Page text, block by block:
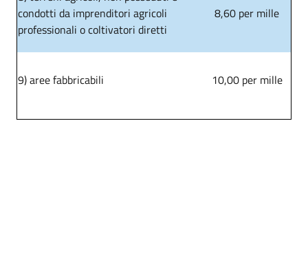
condotti da imprenditori agricoli
professionali o coltivatori diretti
8,60 per mille
9) aree fabbricabili 10,00 per mille